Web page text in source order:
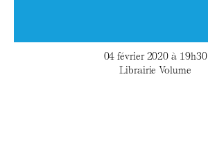
04 février 2020 à 19h30
Librairie Volume